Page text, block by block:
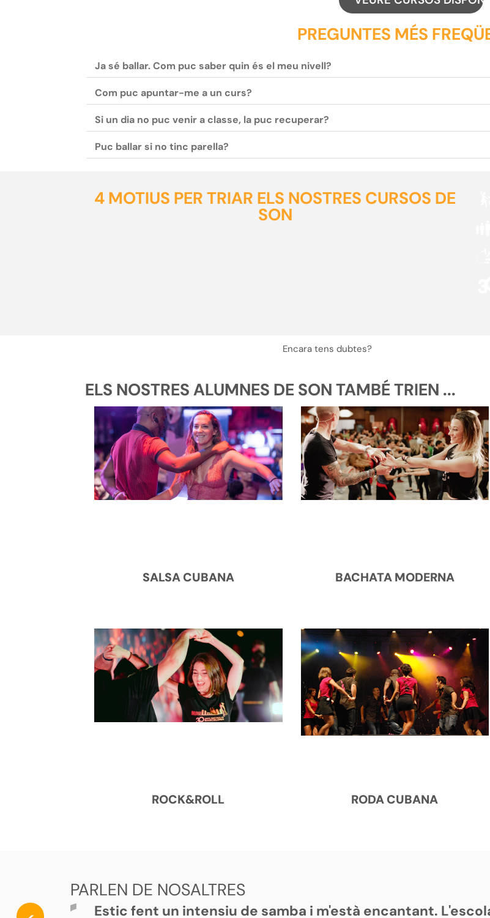
PREGUNTES MÉS
Ja sé ballar. Com puc saber quin és el meu nivell?
Com puc apuntar-me a un curs?
Si un dia no puc venir a classe, la puc recuperar?
Puc ballar si no tinc parella?
4 MOTIUS PER TRIAR ELS NOSTRES CURSOS DE
SON
Encara tens dubtes?
ELS NOSTRES ALUMNES DE SON TAMBÉ TRIEN ...
SALSA CUBANA BACHATA MODERNA
ROCK&ROLL RODA CUBANA
PARLEN DE NOSALTRES
Estic fent un intensiu de samba i m'està encantant.